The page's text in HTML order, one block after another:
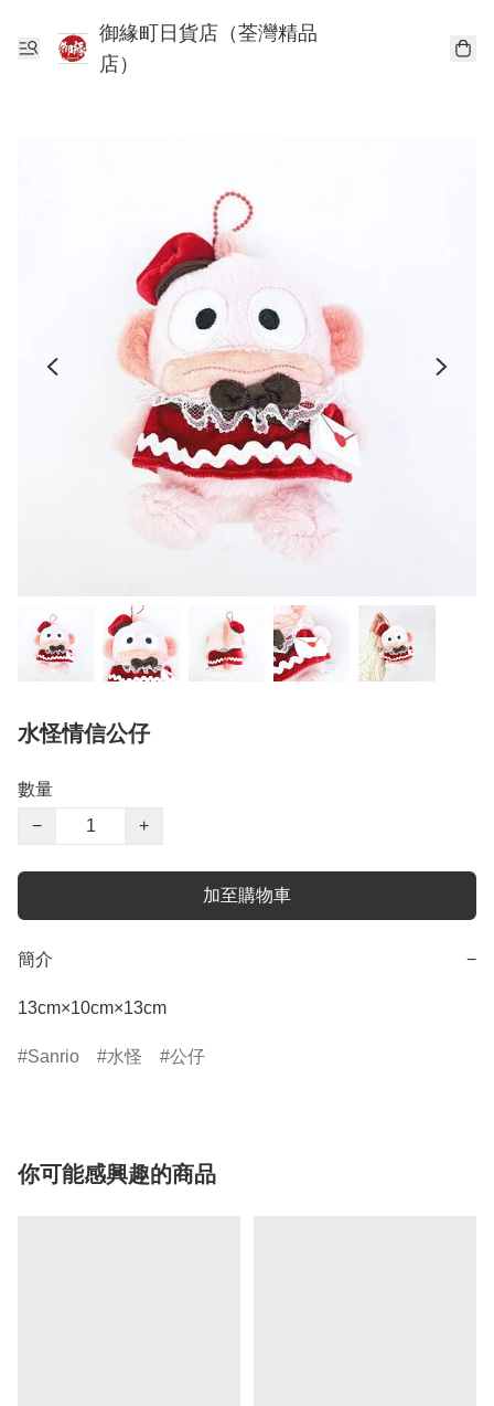
御緣町日貨店（荃灣精品
店）
水怪情信公仔
數量
−
+
加至購物車
簡介 −
13cm×10cm×13cm
Sanrio 水怪 公仔
你可能感興趣的商品